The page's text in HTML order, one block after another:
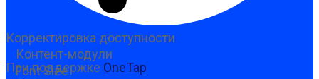
Корректировка доступности
При поддержке OneTap
Контент-модули
Font Size